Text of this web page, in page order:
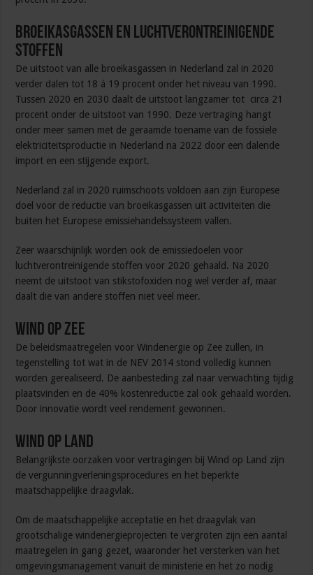
Broeikasgassen en luchtverontreinigende
stoffen
De uitstoot van alle broeikasgassen in Nederland zal in 2020
verder dalen tot 18 á 19 procent onder het niveau van 1990.
Tussen 2020 en 2030 daalt de uitstoot langzamer tot circa 21
procent onder de uitstoot van 1990. Deze vertraging hangt
onder meer samen met de geraamde toename van de fossiele
elektriciteitsproductie in Nederland na 2022 door een dalende
import en een stijgende export.
Nederland zal in 2020 ruimschoots voldoen aan zijn Europese
doel voor de reductie van broeikasgassen uit activiteiten die
buiten het Europese emissiehandelssysteem vallen.
Zeer waarschijnlijk worden ook de emissiedoelen voor
luchtverontreinigende stoffen voor 2020 gehaald. Na 2020
neemt de uitstoot van stikstofoxiden nog wel verder af, maar
daalt die van andere stoffen niet veel meer.
Wind op Zee
De beleidsmaatregelen voor Windenergie op Zee zullen, in
tegenstelling tot wat in de NEV 2014 stond volledig kunnen
worden gerealiseerd. De aanbesteding zal naar verwachting tijdig
plaatsvinden en de 40% kostenreductie zal ook gehaald worden.
Door innovatie wordt veel rendement gewonnen.
Wind op Land
Belangrijkste oorzaken voor vertragingen bij Wind op Land zijn
de vergunningverleningsprocedures en het beperkte
maatschappelijke draagvlak.
Om de maatschappelijke acceptatie en het draagvlak van
grootschalige windenergieprojecten te vergroten zijn een aantal
maatregelen in gang gezet, waaronder het versterken van het
omgevingsmanagement vanuit de ministerie en het zo nodig